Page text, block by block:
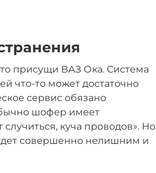
присущи ВАЗ Ока. Система
что-то может достаточно
сервис обязано
шофер имеет
куча проводов». Но
совершенно нелишним и